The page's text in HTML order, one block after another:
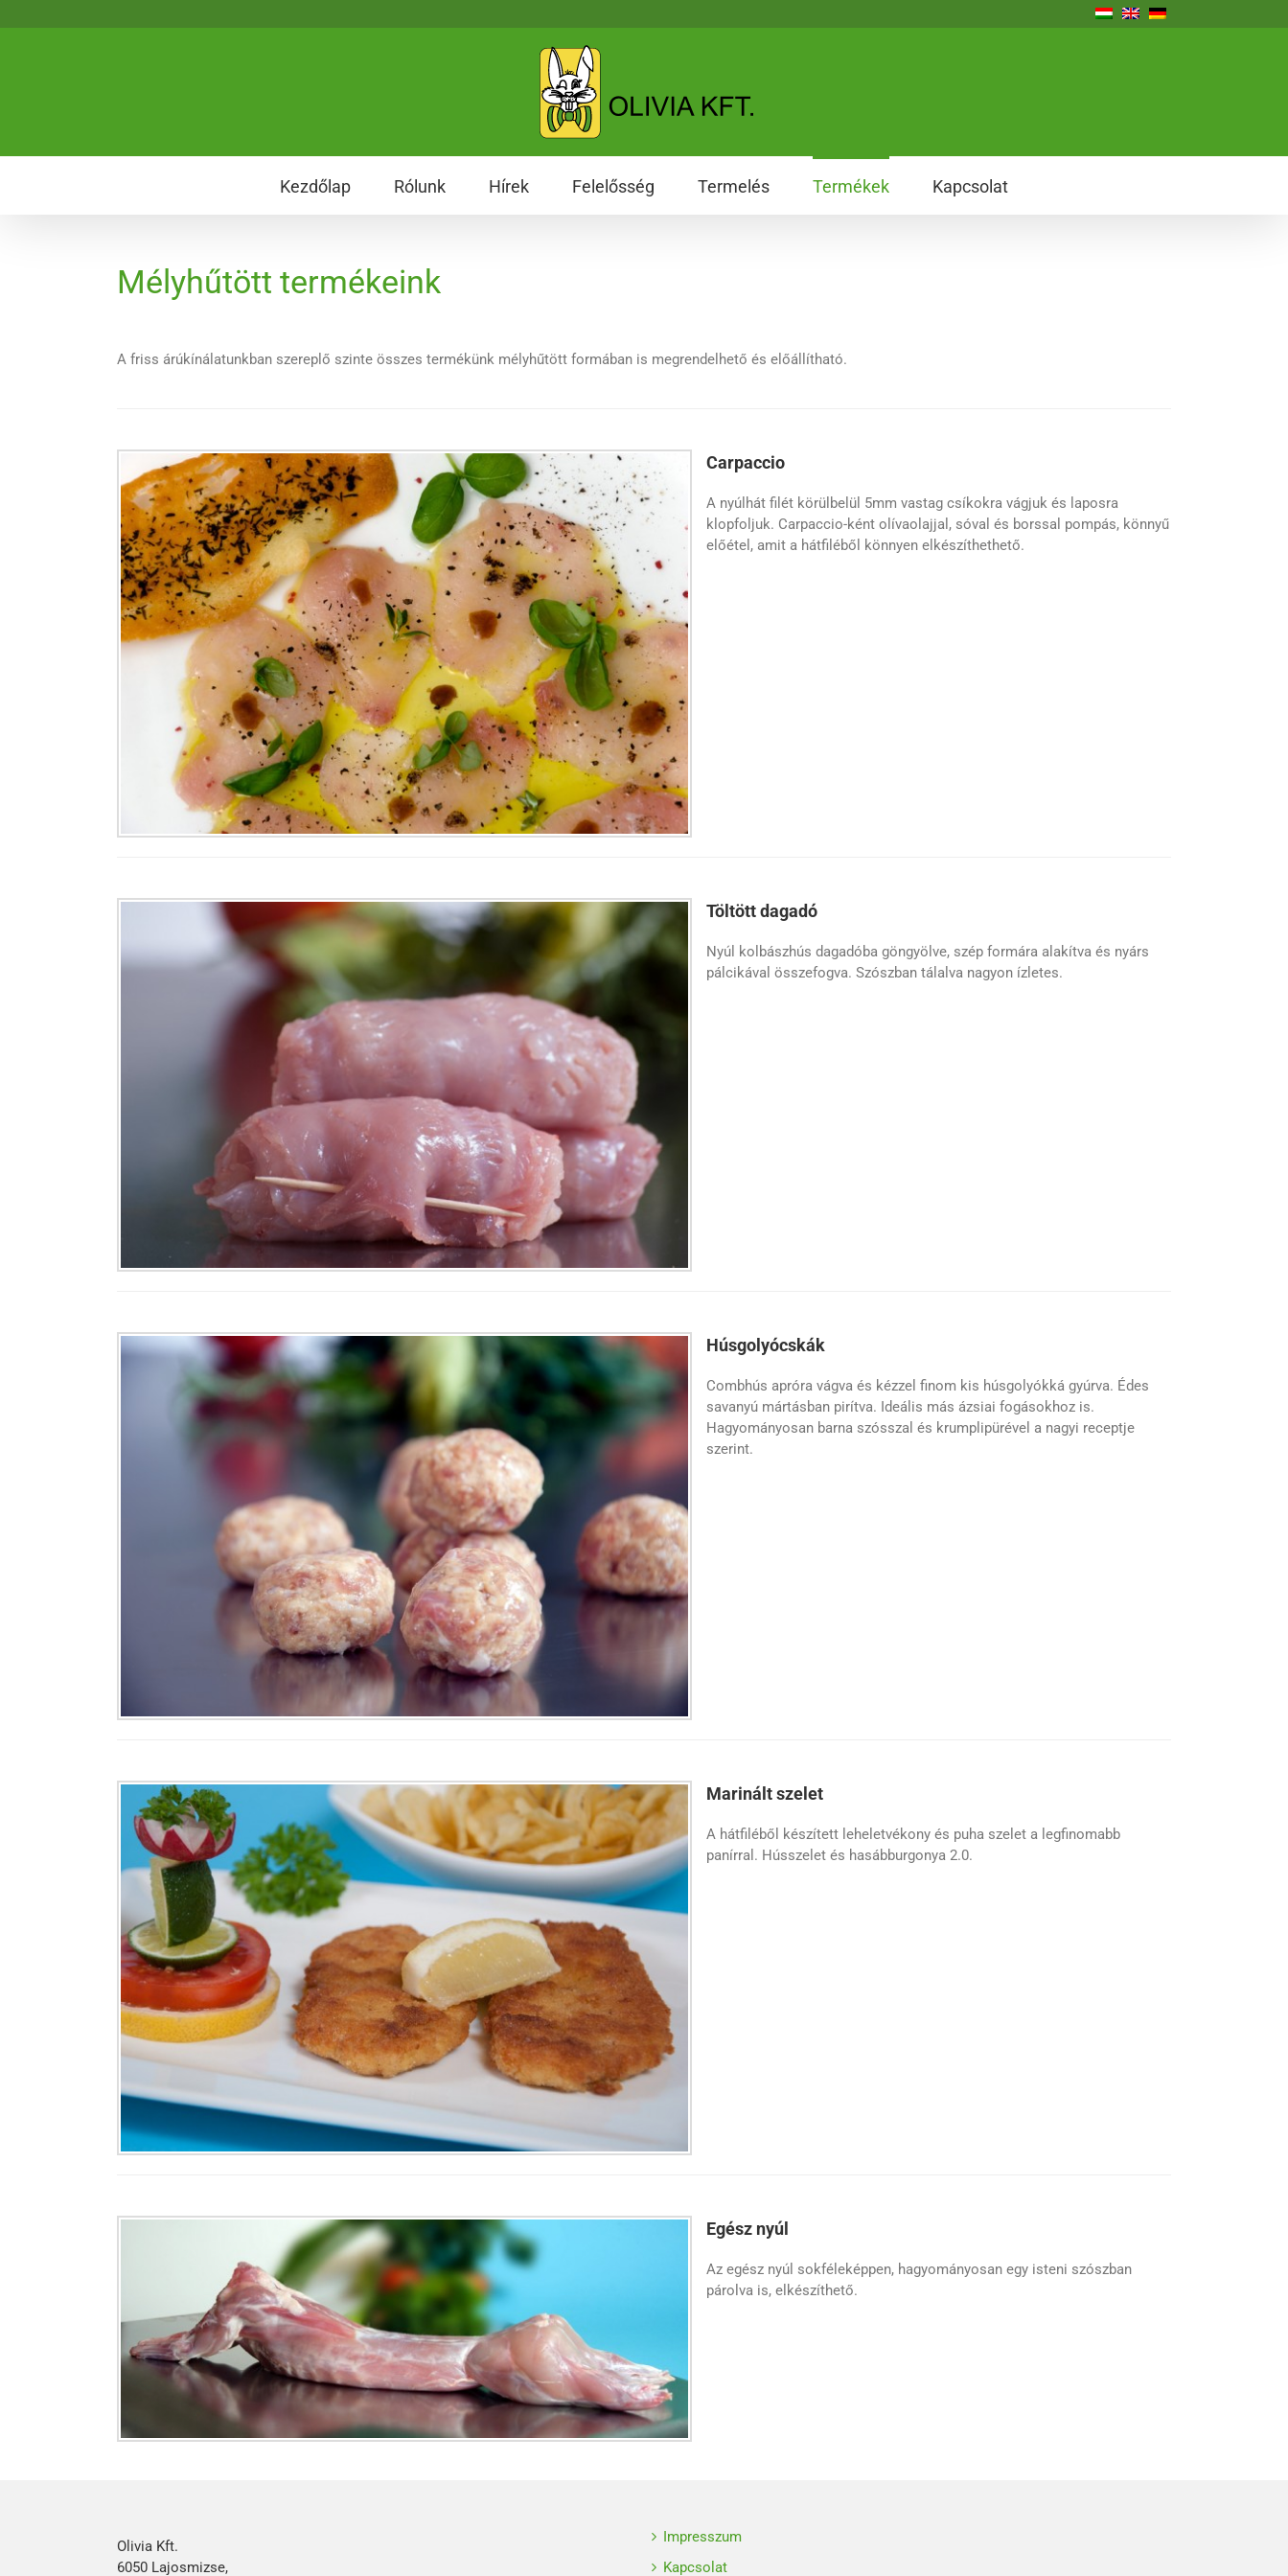
Kezdőlap Rólunk Hírek Felelősség Termelés Termékek Kapcsolat
Mélyhűtött termékeink
A friss árúkínálatunkban szereplő szinte összes termékünk mélyhűtött formában is megrendelhető és előállítható.
Carpaccio
A nyúlhát filét körülbelül 5mm vastag csíkokra vágjuk és laposra
klopfoljuk. Carpaccio-ként olívaolajjal, sóval és borssal pompás, könnyű
előétel, amit a hátfiléből könnyen elkészíthethető.
Töltött dagadó
Nyúl kolbászhús dagadóba göngyölve, szép formára alakítva és nyárs
pálcikával összefogva. Szószban tálalva nagyon ízletes.
Húsgolyócskák
Combhús apróra vágva és kézzel finom kis húsgolyókká gyúrva. Édes
savanyú mártásban pirítva. Ideális más ázsiai fogásokhoz is.
Hagyományosan barna szósszal és krumplipürével a nagyi receptje
szerint.
Marinált szelet
A hátfiléből készített leheletvékony és puha szelet a legfinomabb
panírral. Hússzelet és hasábburgonya 2.0.
Egész nyúl
Az egész nyúl sokféleképpen, hagyományosan egy isteni szószban
párolva is, elkészíthető.
Olivia Kft.
6050 Lajosmizse,
Impresszum
Kapcsolat